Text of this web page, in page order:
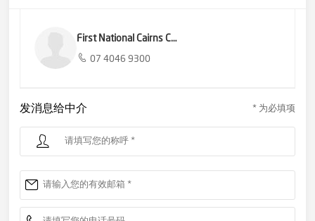
First National Cairns Central
07 4046 9300
发消息给中介 * 为必填项